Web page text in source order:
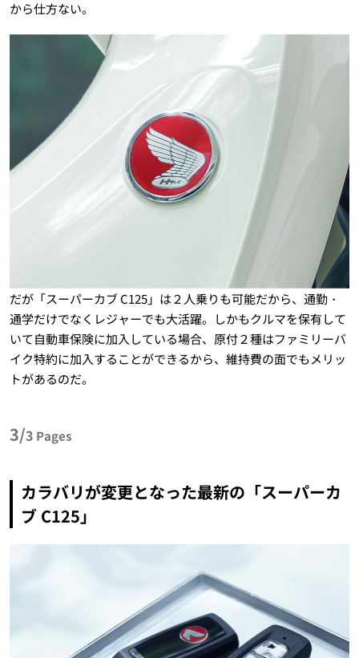
から仕方ない。
だが「スーパーカブ C125」は２人乗りも可能だから、通勤・
通学だけでなくレジャーでも大活躍。しかもクルマを保有して
いて自動車保険に加入している場合、原付２種はファミリーバ
イク特約に加入することができるから、維持費の面でもメリッ
トがあるのだ。
3/3 Pages
カラバリが変更となった最新の「スーパーカ
ブ C125」